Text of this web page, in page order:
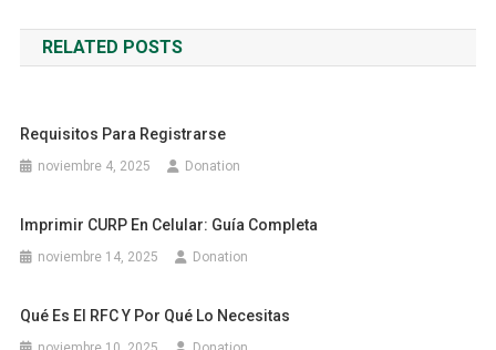
de
entradas
RELATED POSTS
Requisitos Para Registrarse
noviembre 4, 2025 Donation
Imprimir CURP En Celular: Guía Completa
noviembre 14, 2025 Donation
Qué Es El RFC Y Por Qué Lo Necesitas